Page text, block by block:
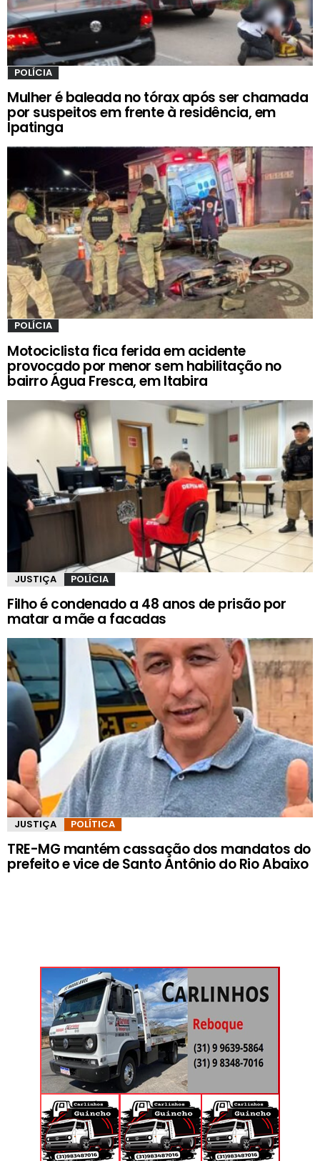
POLÍCIA
Mulher é baleada no tórax após ser chamada
por suspeitos em frente à residência, em
Ipatinga
POLÍCIA
Motociclista fica ferida em acidente
provocado por menor sem habilitação no
bairro Água Fresca, em Itabira
JUSTIÇA POLÍCIA
Filho é condenado a 48 anos de prisão por
matar a mãe a facadas
JUSTIÇA POLÍTICA
TRE-MG mantém cassação dos mandatos do
prefeito e vice de Santo Antônio do Rio Abaixo